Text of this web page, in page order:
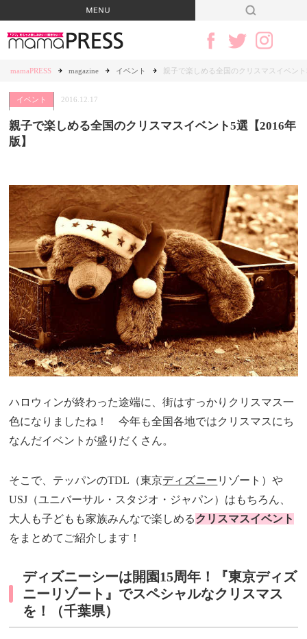
mamaPRESS magazine イベント 親子で楽しめる全国のクリスマスイベン
イベント 2016.12.17
親子で楽しめる全国のクリスマスイベント5選【2016年
版】
ハロウィンが終わった途端に、街はすっかりクリスマス一
色になりましたね！ 今年も全国各地ではクリスマスにち
なんだイベントが盛りだくさん。
そこで、テッパンのTDL（東京ディズニー リゾート）や
USJ（ユニバーサル・スタジオ・ジャパン）はもちろん、
大人も子どもも家族みんなで楽しめるクリスマスイベント
をまとめてご紹介します！
ディズニーシーは開園15周年！『東京ディズ
ニーリゾート』でスペシャルなクリスマス
を！（千葉県）